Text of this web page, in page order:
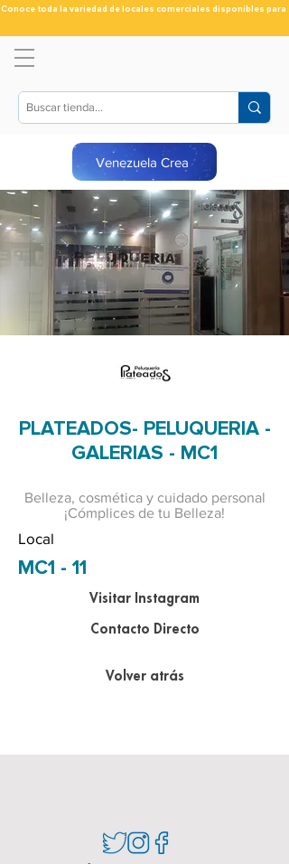
Conoce toda la variedad de locales comerciales disponibles para ti
Venezuela Crea
PLATEADOS- PELUQUERIA -
GALERIAS - MC1
Belleza, cosmética y cuidado personal
¡Cómplices de tu Belleza!
Local
MC1 - 11
Visitar Instagram
Contacto Directo
Volver atrás